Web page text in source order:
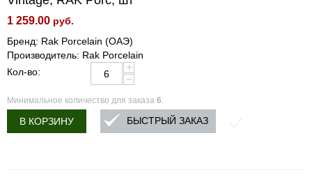
1 259.00 руб.
Бренд: Rak Porcelain (ОАЭ)
Производитель: Rak Porcelain
Кол-во:
+
−
Минимальное количество для заказа 6.
В КОРЗИНУ БЫСТРЫЙ ЗАКАЗ